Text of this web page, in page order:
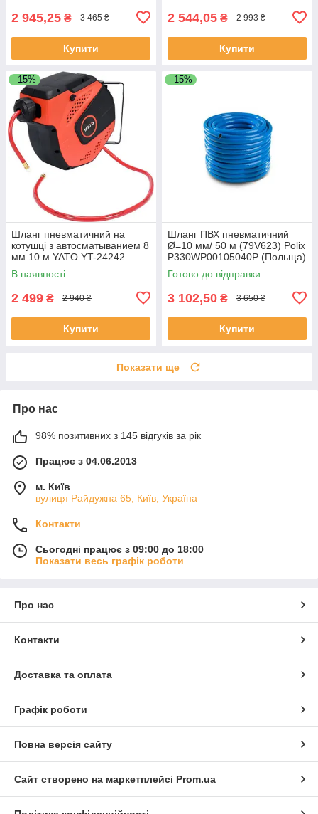
2 945,25 ₴ 3 465 ₴
Купити
2 544,05 ₴ 2 993 ₴
Купити
–15%
Шланг пневматичний на
котушці з автосматыванием 8
мм 10 м YATO YT-24242
(Польща)
В наявності
2 499 ₴ 2 940 ₴
Купити
–15%
Шланг ПВХ пневматичний
Ø=10 мм/ 50 м (79V623) Polix
P330WP00105040P (Польща)
Готово до відправки
3 102,50 ₴ 3 650 ₴
Купити
Показати ще
Про нас
98% позитивних з 145 відгуків за рік
Працює з 04.06.2013
м. Київ
вулиця Райдужна 65, Київ, Україна
Контакти
Сьогодні працює з 09:00 до 18:00
Показати весь графік роботи
Про нас
Контакти
Доставка та оплата
Графік роботи
Повна версія сайту
Сайт створено на маркетплейсі Prom.ua